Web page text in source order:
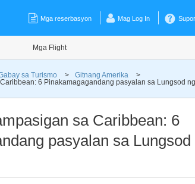
Mga reserbasyon Mag Log In
Mga Flight
sa Turismo > Gitnang Amerika
>
6 Pinakamagagandang pasyalan sa Lungsod
sa Caribbean: 6
pasyalan sa